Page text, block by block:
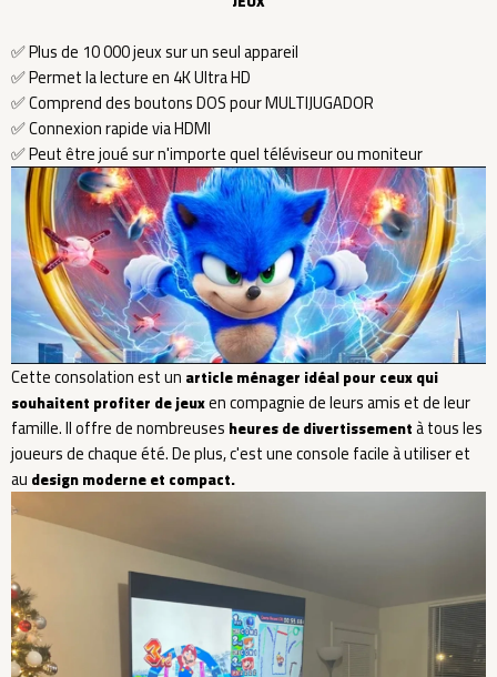
✅ Plus de 10 000 jeux sur un seul appareil
✅ Permet la lecture en 4K Ultra HD
✅ Comprend des boutons DOS pour MULTIJUGADOR
✅ Connexion rapide via HDMI
✅ Peut être joué sur n'importe quel téléviseur ou moniteur
Cette consolation est un article ménager idéal pour ceux qui
souhaitent profiter de jeuxen compagnie de leurs amis et de leur
famille. Il offre de nombreuses heures de divertissementà tous les
joueurs de chaque été. De plus, c'est une console facile à utiliser et
au design moderne et compact.